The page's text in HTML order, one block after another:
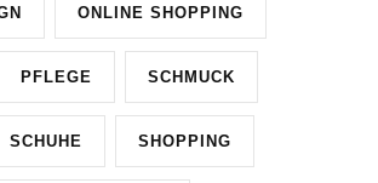
ONLINE SHOPPING
PFLEGE SCHMUCK
SCHUHE SHOPPING